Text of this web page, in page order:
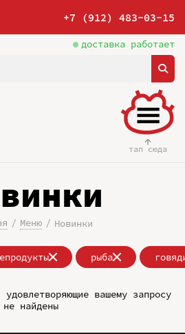
+7 (912) 483-03-15
доставка работает
тап сюда
Меню Новинки
рыба
вашему запросу
не найдены